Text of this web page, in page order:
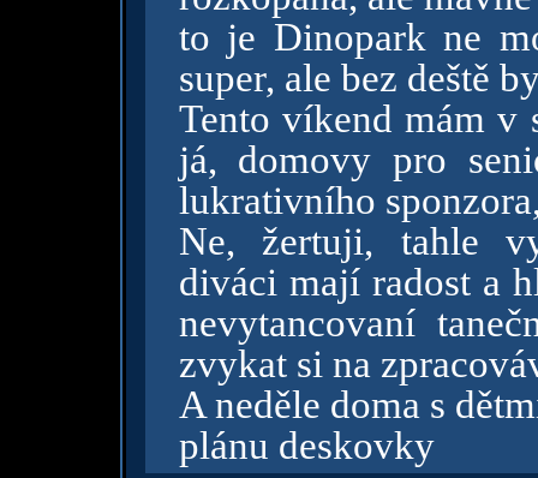
to je Dinopark ne
super, ale bez deště
Tento víkend mám v
já, domovy pro
lukrativního
Ne, žertuji, tahle
diváci mají radost a
nevytancovaní
zvykat si na
A neděle doma s
plánu deskovky